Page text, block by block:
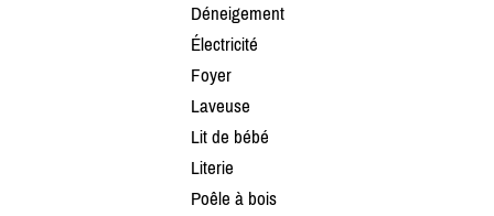
Déneigement
Électricité
Foyer
Laveuse
Lit de bébé
Literie
Poêle à bois